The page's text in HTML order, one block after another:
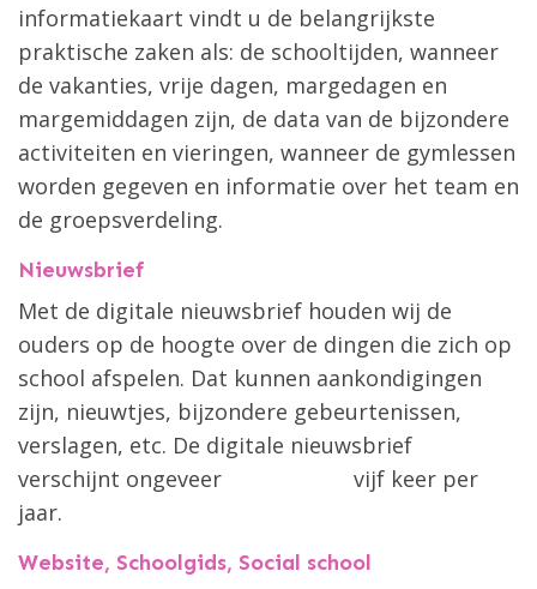
informatiekaart vindt u de belangrijkste
praktische zaken als: de schooltijden, wanneer
de vakanties, vrije dagen, margedagen en
margemiddagen zijn, de data van de bijzondere
activiteiten en vieringen, wanneer de gymlessen
worden gegeven en informatie over het team en
de groepsverdeling.
Nieuwsbrief
Met de digitale nieuwsbrief houden wij de
ouders op de hoogte over de dingen die zich op
school afspelen. Dat kunnen aankondigingen
zijn, nieuwtjes, bijzondere gebeurtenissen,
verslagen, etc. De digitale nieuwsbrief
verschijnt ongeveer vijf keer per
jaar.
Website, Schoolgids, Social school